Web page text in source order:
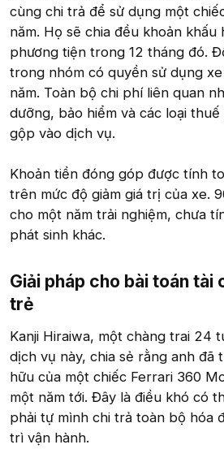
cùng chi trả để sử dụng một
năm. Họ sẽ chia đều khoản khấu
phương tiện trong 12 tháng đó.
trong nhóm có quyền sử dụng
năm. Toàn bộ chi phí liên quan
dưỡng, bảo hiểm và các loại
gộp vào dịch vụ.
Khoản tiền đóng góp được tính
trên mức độ giảm giá trị của xe.
cho một năm trải nghiệm, chưa
phát sinh khác.
Giải pháp cho bài toán tài
trẻ​
Kanji Hiraiwa, một chàng trai 24
dịch vụ này, chia sẻ rằng anh đã
hữu của một chiếc Ferrari 360
một năm tới. Đây là điều khó có
phải tự mình chi trả toàn bộ hóa
trì vận hành.